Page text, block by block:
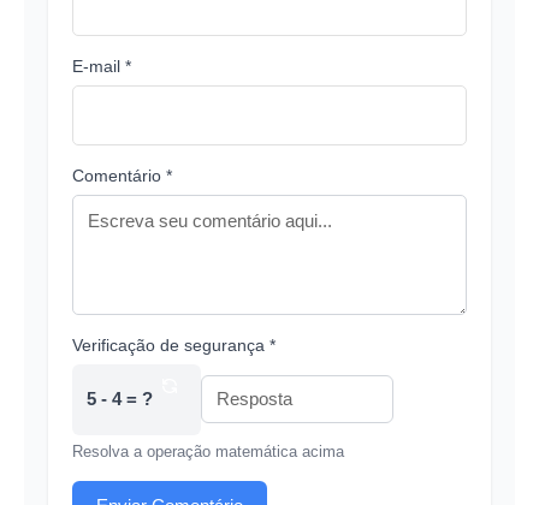
E-mail *
Comentário *
Verificação de segurança *
5 - 4 = ?
Resolva a operação matemática acima